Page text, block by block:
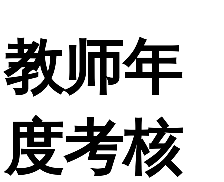
教师年
度考核